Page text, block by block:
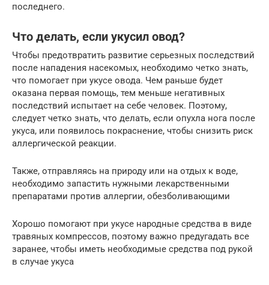
последнего.
Что делать, если укусил овод?
Чтобы предотвратить развитие серьезных последствий
после нападения насекомых, необходимо четко знать,
что помогает при укусе овода. Чем раньше будет
оказана первая помощь, тем меньше негативных
последствий испытает на себе человек. Поэтому,
следует четко знать, что делать, если опухла нога после
укуса, или появилось покраснение, чтобы снизить риск
аллергической реакции.
Также, отправляясь на природу или на отдых к воде,
необходимо запастить нужными лекарственными
препаратами против аллергии, обезболивающими
Хорошо помогают при укусе народные средства в виде
травяных компрессов, поэтому важно предугадать все
заранее, чтобы иметь необходимые средства под рукой
в случае укуса